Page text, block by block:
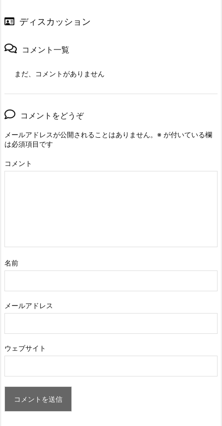
ディスカッション
コメント一覧
まだ、コメントがありません
コメントをどうぞ
メールアドレスが公開されることはありません。 ※ が付いている欄
は必須項目です
コメント
名前
メールアドレス
ウェブサイト